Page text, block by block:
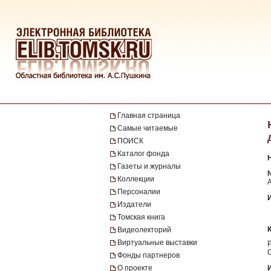
Главная страница
Самые читаемые
ПОИСК
Каталог фонда
Газеты и журналы
Коллекции
Персоналии
Издатели
Томская книга
Видеолекторий
Виртуальные выставки
Фонды партнеров
О проекте